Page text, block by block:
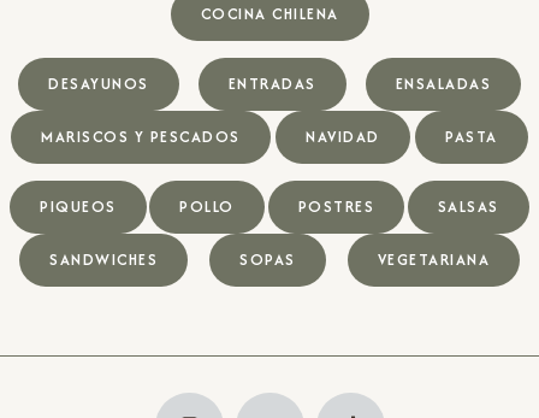
COCINA CHILENA
DESAYUNOS ENTRADAS ENSALADAS
MARISCOS Y PESCADOS NAVIDAD PASTA
PIQUEOS POLLO POSTRES SALSAS
SANDWICHES SOPAS VEGETARIANA